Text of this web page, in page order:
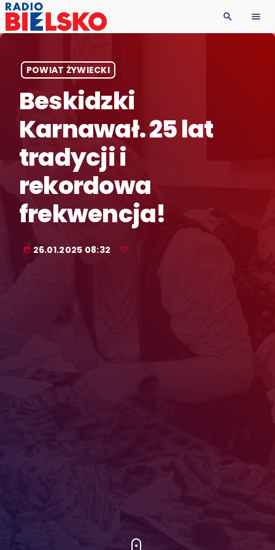
search menu
POWIAT ŻYWIECKI
Beskidzki
Karnawał. 25 lat
tradycji i
rekordowa
frekwencja!
today 26.01.2025 08:32